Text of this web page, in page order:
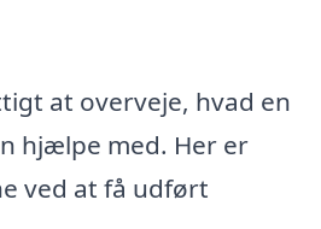
at overveje, hvad en
hjælpe med. Her er
ved at få udført